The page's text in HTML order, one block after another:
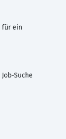
für ein
Suche